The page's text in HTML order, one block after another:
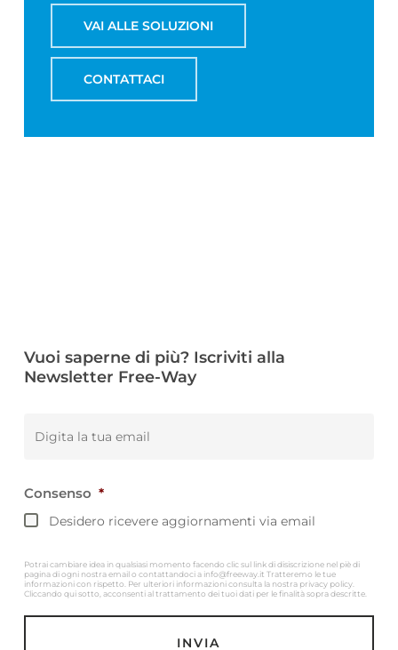
VAI ALLE SOLUZIONI
CONTATTACI
Vuoi saperne di più? Iscriviti alla
Newsletter Free-Way
Email
Consenso *
Desidero ricevere aggiornamenti via email
Potrai cambiare idea in qualsiasi momento facendo clic sul link di disiscrizione nel piè di
pagina di ogni nostra email o contattandoci a info@freeway.it Tratteremo le tue
informazioni con rispetto. Per ulteriori informazioni consulta la nostra privacy policy.
Cliccando qui sotto, acconsenti al trattamento dei tuoi dati per le finalità sopra descritte.